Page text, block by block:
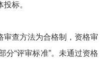
标。
审查方法为合格制，资格审
分“评审标准”。未通过资格